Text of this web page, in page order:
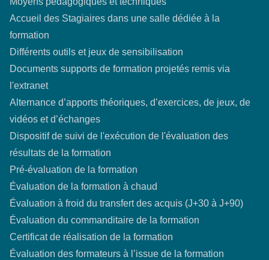
Accueil des Stagiaires dans une salle dédiée à la
formation
Différents outils et jeux de sensibilisation
Documents supports de formation projetés remis via
l'extranet
Alternance d’apports théoriques, d’exercices, de jeux, de
vidéos et d’échanges
Dispositif de suivi de l'exécution de l'évaluation des
résultats de la formation
Pré-évaluation de la formation
Évaluation de la formation à chaud
Évaluation à froid du transfert des acquis (J+30 à J+90)
Évaluation du commanditaire de la formation
Certificat de réalisation de la formation
Évaluation des formateurs à l’issue de la formation